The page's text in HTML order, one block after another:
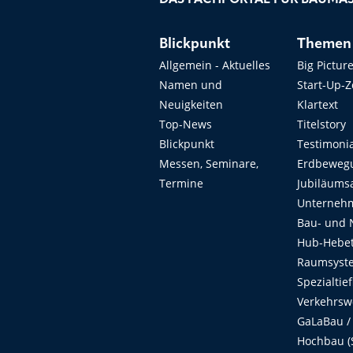
Blickpunkt
Allgemein - Aktuelles
Namen und
Neuigkeiten
Top-News
Blickpunkt
Messen, Seminare,
Termine
Themen
Big Picture
Start-Up-
Klartext
Titelstory
Bau- und
Hub-
GaLaBau
Hochbau